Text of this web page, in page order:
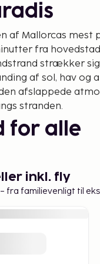
af Mallorcas
fra
strækker sig
af sol, hav og
afslappede
stranden.
for alle
eventyrlystne
og snorkling.
med
inkl. fly
fra familievenligt til